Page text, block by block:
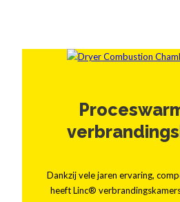
Dankzij vele jaren ervaring,
heeft Linc®